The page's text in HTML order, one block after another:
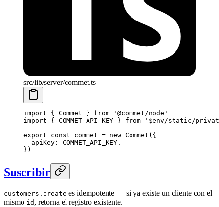
src/lib/server/commet.ts
import { Commet } from '@commet/node'
import { COMMET_API_KEY } from '$env/static/
export const commet = new Commet ({
  apiKey:
COMMET_API_KEY ,
})
Suscribir
customers.create es idempotente — si ya existe un cliente con el
mismo id , retorna el registro existente.